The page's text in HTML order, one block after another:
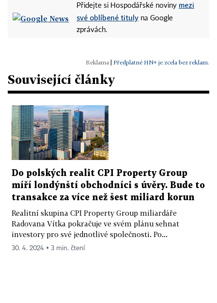
Přidejte si Hospodářské noviny mezi
své oblíbené tituly na Google
zprávách.
Předplatné HN+ je zcela bez reklam.
Související články
Do polských realit CPI Property Group
míří londýnští obchodníci s úvěry. Bude to
transakce za více než šest miliard korun
Realitní skupina CPI Property Group miliardáře
Radovana Vítka pokračuje ve svém plánu sehnat
investory pro své jednotlivé společnosti. Po...
30. 4. 2024 ▪ 3 min. čtení